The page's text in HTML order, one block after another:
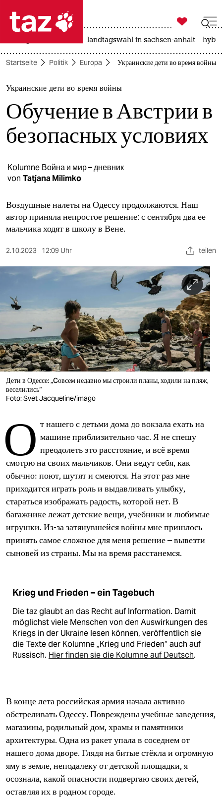
 taz zahl ich
taz zahl ich
themen
politik
öko
kultur
sport
berlin
nord
wahrheit
verlag
veranstaltungen
shop
fragen & hilfe
unterstützen
genossenschaft
epaper login

taz zahl ich
landtagswahl in sachsen-anhalt
Startseite Politik Europa Украинские дети во время войны:
Украинские дети во время войны
Обучение в Австрии в
безопасных условиях
Kolumne Война и мир – дневник
von Tatjana Milimko
Воздушные налеты на Одессу продолжаются. Наш
автор приняла непростое решение: с сентября два ее
мальчика ходят в школу в Вене.
2.10.2023 12:09 Uhr teilen
Дети в Одессе: „Cовсем недавно мы строили планы, ходили на пляж,
веселились“
Foto: Svet Jacqueline/imago
О т нашего с детьми дома до вокзала ехать на
машине приблизительно час. Я не спешу
преодолеть это расстояние, и всё время
смотрю на своих мальчиков. Они ведут себя, как
обычно: поют, шутят и смеются. На этот раз мне
приходится играть роль и выдавливать улыбку,
стараться изображать радость, которой нет. В
багажнике лежат детские вещи, учебники и любимые
игрушки. Из-за затянувшейся войны мне пришлось
принять самое сложное для меня решение – вывезти
сыновей из страны. Мы на время расстанемся.
Krieg und Frieden – ein Tagebuch
Die taz glaubt an das Recht auf Information. Damit
möglichst viele Menschen von den Auswirkungen des
Kriegs in der Ukraine lesen können, veröffentlich sie
die Texte der Kolumne „Krieg und Frieden“ auch auf
Russisch. Hier finden sie die Kolumne auf Deutsch.
В конце лета российская армия начала активно
обстреливать Одессу. Повреждены учебные заведения,
магазины, родильный дом, храмы и памятники
архитектуры. Одна из ракет упала в соседнем от
нашего дома дворе. Глядя на битые стёкла и огромную
яму в земле, неподалеку от детской площадки, я
осознала, какой опасности подвергаю своих детей,
оставляя их в родном городе.